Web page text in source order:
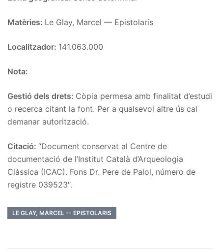
Matèries: Le Glay, Marcel — Epistolaris
Localitzador: 141.063.000
Nota:
Gestió dels drets: Còpia permesa amb finalitat d’estudi
o recerca citant la font. Per a qualsevol altre ús cal
demanar autorització.
Citació: “Document conservat al Centre de
documentació de l’Institut Català d’Arqueologia
Clàssica (ICAC). Fons Dr. Pere de Palol, número de
registre 039523″.
LE GLAY, MARCEL -- EPISTOLARIS